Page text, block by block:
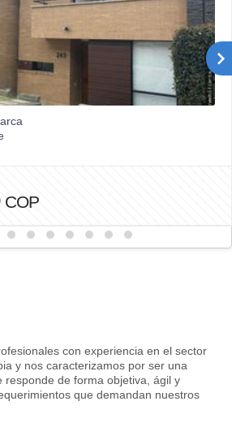
COP
con experiencia en el sector
y nos caracterizamos por ser una
responde de forma objetiva, ágil y
que demandan nuestros